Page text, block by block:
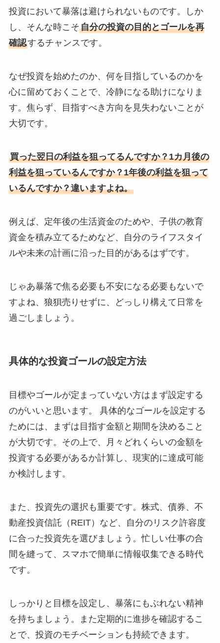
投資において暴落は避けられないものです。しか
し、そんな時こそ自分の投資の目的とゴールを再
確認するチャンスです。
なぜ投資を始めたのか、何を目指しているのかを
心に留めておくことで、冷静になる助けになりま
す。焦らず、目指すべき方向を見失わないことが
大切です。
買った翌日の利益を狙ってるんですか？1カ月後の
利益を狙っているんですか？1年後の利益を狙って
いるんですか？違いますよね。
例えば、定年後の生活資金のためや、子供の教育
資金を積み立てるためなど、自分のライフスタイ
ルや未来の計画に沿った目的があるはずです。
じゃあ暴落で焦る必要も不安になる必要もないで
すよね、狼狽売りせずに、どっしり構えて日常を
過ごしましょう。
具体的な投資ゴールの設定方法
目標やゴールが定まっていない方はまず設定する
のがいいと思います。 具体的なゴールを設定する
ためには、まずは目指す金額と期間を決めること
が大切です。その上で、月々どれくらいの金額を
投資する必要があるか計算し、現実的に達成可能
か検討します。
また、投資先の選択も重要です。株式、債券、不
動産投資信託（REIT）など、自分のリスク許容度
に合った投資先を選びましょう。忙しい仕事の合
間を縫って、スマホで簡単に情報収集できる時代
です。
しっかりと目標を設定し、暴落にもぶれない精神
を持ちましょう。また定期的に進捗を確認するこ
とで、投資のモチベーションも持続できます。